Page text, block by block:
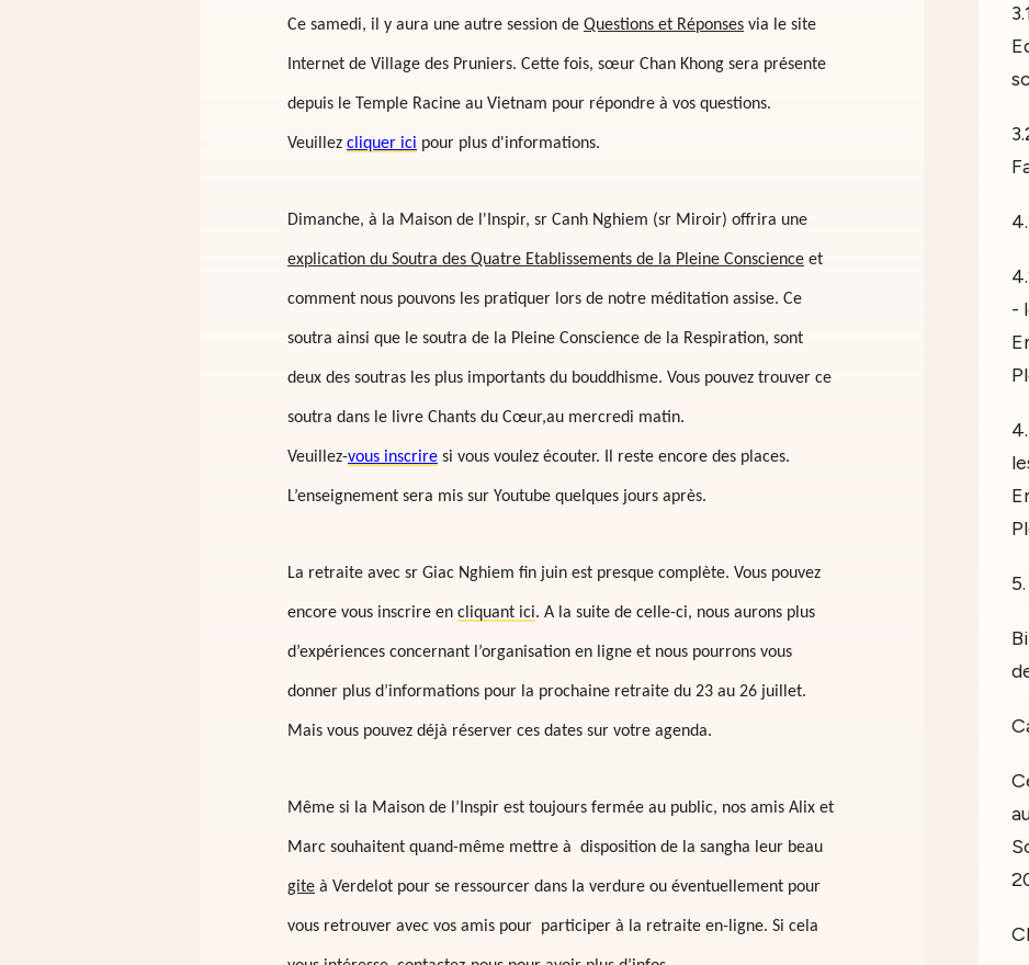
Ce samedi, il y aura une autre session de Questions et Réponses via le site
Internet de Village des Pruniers. Cette fois, sœur Chan Khong sera présente
depuis le Temple Racine au Vietnam pour répondre à vos questions.
Veuillez cliquer ici pour plus d'informations.
Dimanche, à la Maison de l'Inspir, sr Canh Nghiem (sr Miroir) offrira une
explication du Soutra des Quatre Etablissements de la Pleine Conscience et
comment nous pouvons les pratiquer lors de notre méditation assise. Ce
soutra ainsi que le soutra de la Pleine Conscience de la Respiration, sont
deux des soutras les plus importants du bouddhisme. Vous pouvez trouver ce
soutra dans le livre Chants du Cœur,au mercredi matin.
Veuillez-vous inscrire si vous voulez écouter. Il reste encore des places.
L’enseignement sera mis sur Youtube quelques jours après.
La retraite avec sr Giac Nghiem fin juin est presque complète. Vous pouvez
encore vous inscrire en cliquant ici. A la suite de celle-ci, nous aurons plus
d’expériences concernant l’organisation en ligne et nous pourrons vous
donner plus d’informations pour la prochaine retraite du 23 au 26 juillet.
Mais vous pouvez déjà réserver ces dates sur votre agenda.
Même si la Maison de l’Inspir est toujours fermée au public, nos amis Alix et
Marc souhaitent quand-même mettre à disposition de la sangha leur beau
gite à Verdelot pour se ressourcer dans la verdure ou éventuellement pour
vous retrouver avec vos amis pour participer à la retraite en-ligne. Si cela
-